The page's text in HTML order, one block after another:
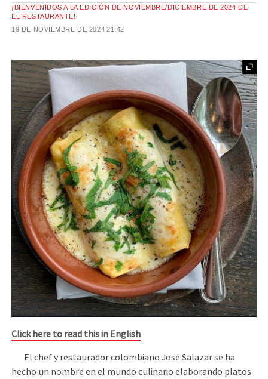
¡BIENVENIDOS A LA EDICIÓN DE NOVIEMBRE/DICIEMBRE DE 2024 DE
EL RESTAURANTE!
19 DE NOVIEMBRE DE 2024 21:42
Click here to read this in English
El chef y restaurador colombiano José Salazar se ha
hecho un nombre en el mundo culinario elaborando platos